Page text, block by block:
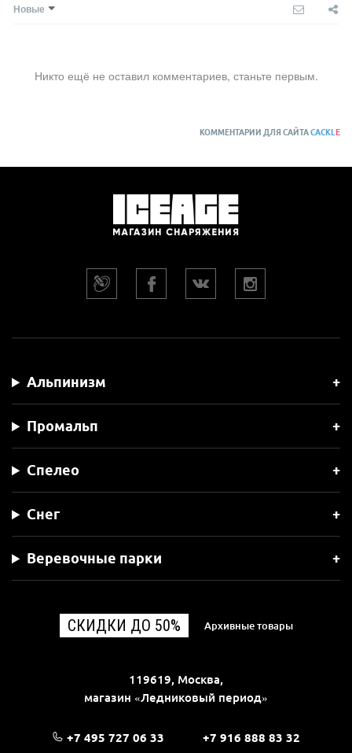
Новые
Никто ещё не оставил комментариев, станьте первым.
КОММЕНТАРИИ ДЛЯ САЙТАCACKL E
Альпинизм
Промальп
Спелео
Снег
Веревочные парки
СКИДКИ ДО 50% Архивные товары
119619, Москва,
магазин «Ледниковый период»
+7 495 727 06 33 +7 916 888 83 32